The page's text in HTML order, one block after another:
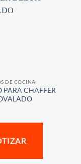
DE COCINA
PARA CHAFFER